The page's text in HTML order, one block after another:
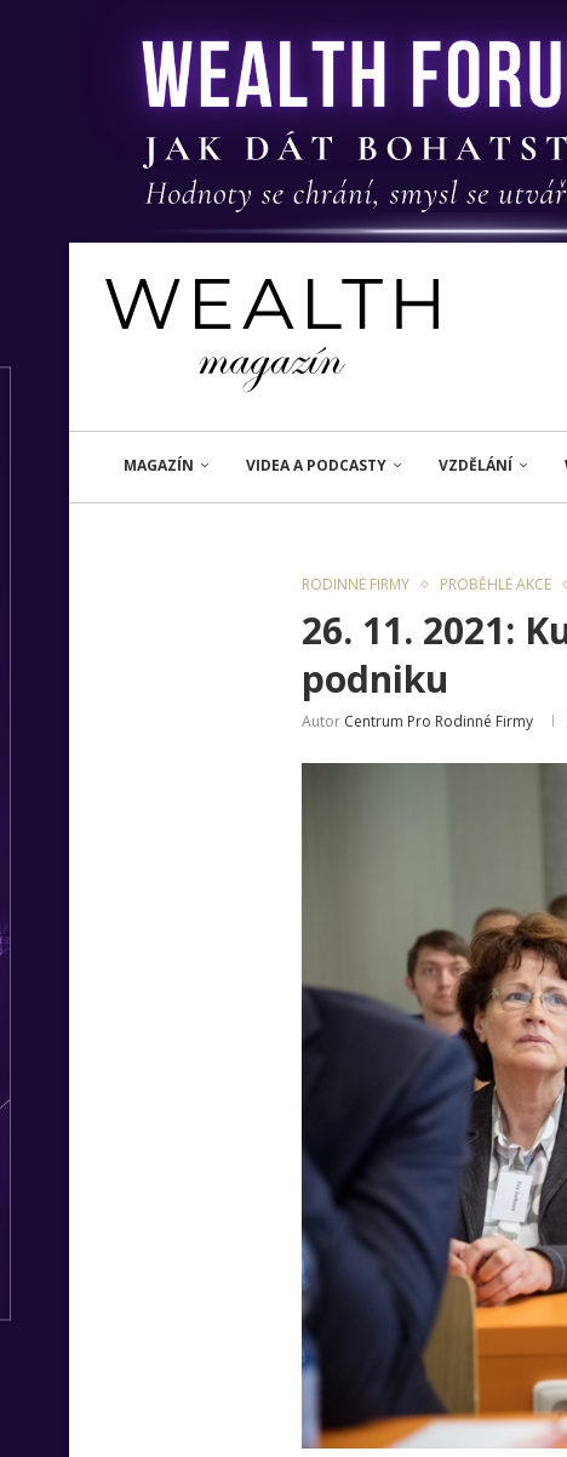
MAGAZÍN VIDEA A PODCASTY VZDĚLÁNÍ
RODINNÉ FIRMY PROBĚHLÉ AKCE
26. 11. 2021:
podniku
Autor Centrum Pro Rodinné Firmy